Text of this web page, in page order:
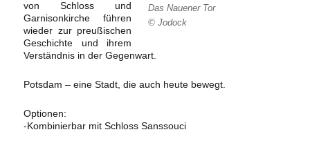
Das Nauener Tor
© Jodock
von Schloss und
Garnisonkirche führen
wieder zur preußischen
Geschichte und ihrem
Verständnis in der Gegenwart.
Potsdam – eine Stadt, die auch heute bewegt.
Optionen:
-Kombinierbar mit Schloss Sanssouci